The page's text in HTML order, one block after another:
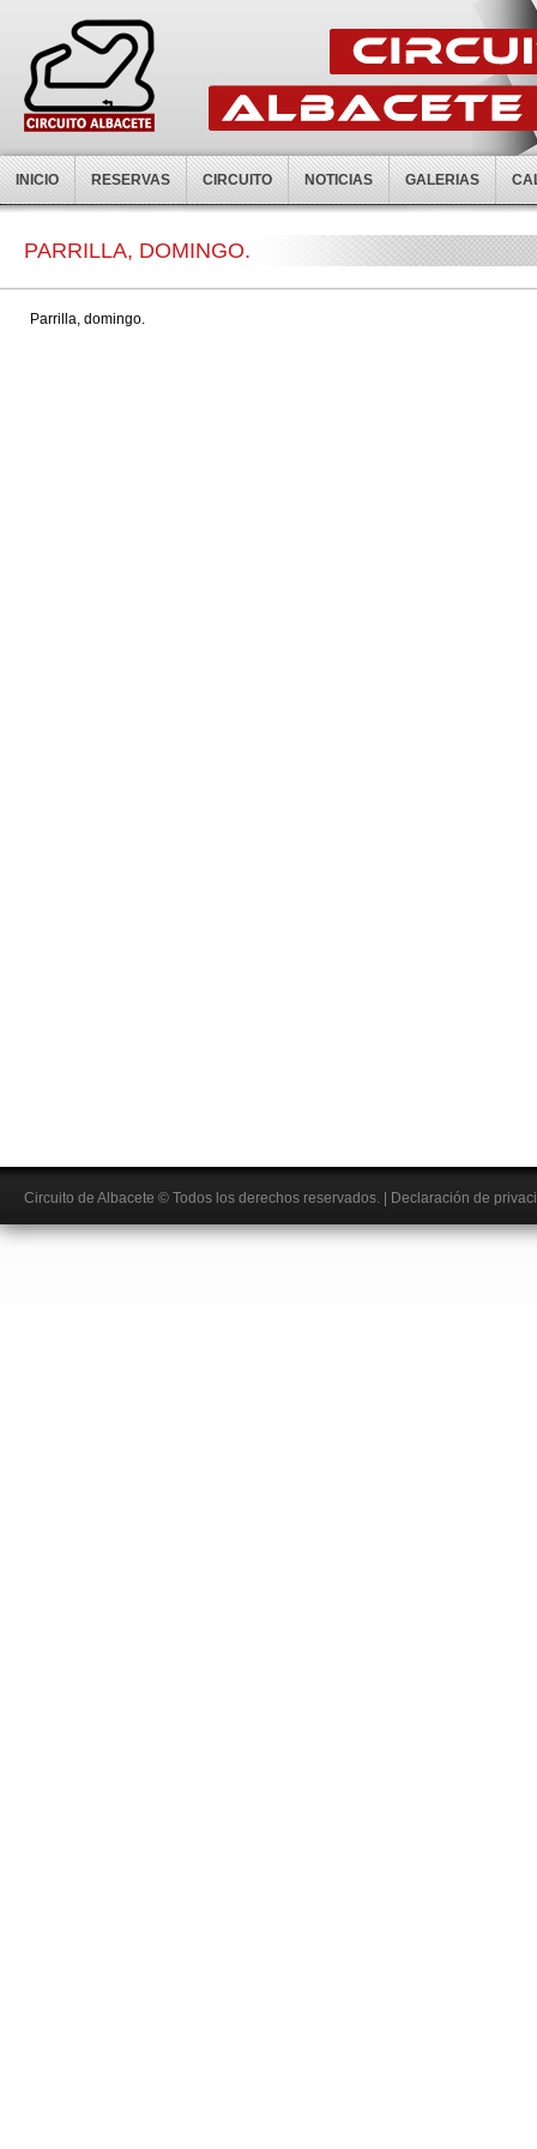
INICIO RESERVAS CIRCUITO NOTICIAS GALERIAS
PARRILLA, DOMINGO.
Parrilla, domingo.
Circuito de Albacete © Todos los derechos reservados. Declaración de